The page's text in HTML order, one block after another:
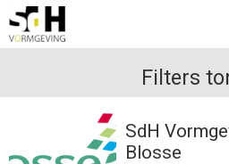
Offerte aanvragen bij SdHFilters
SdH
Blosse